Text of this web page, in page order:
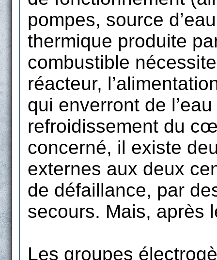
pompes, source
thermique produite
combustible
réacteur,
qui enverront de
refroidissement du
concerné, il existe
externes aux deux
de défaillance, par
secours. Mais, après
Les groupes